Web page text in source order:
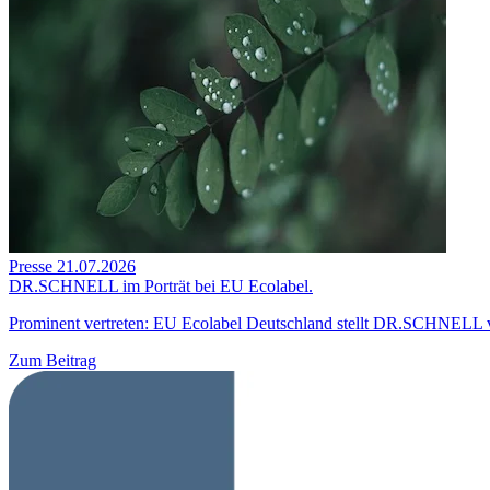
Presse 21.07.2026
DR.SCHNELL im Porträt bei EU Ecolabel.
Prominent vertreten: EU Ecolabel Deutschland stellt DR.SCHNELL
Zum Beitrag